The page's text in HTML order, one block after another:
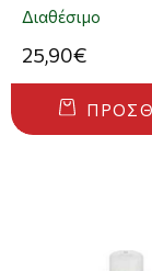
Διαθέσιμο
25,90€